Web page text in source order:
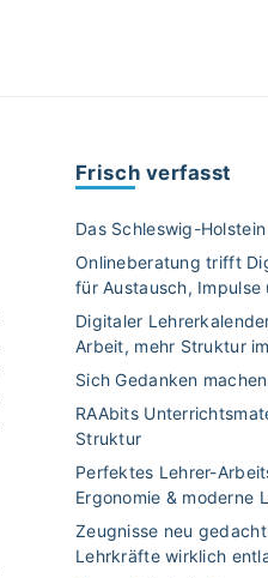
Frisch verfasst
Das Schleswig-
Onlineberatung trifft
für Austausch, Impulse
Digitaler
Arbeit, mehr Struktur
Sich Gedanken machen
RAAbits
Struktur
Perfektes Lehrer-
Ergonomie & moderne
Zeugnisse neu
Lehrkräfte wirklich